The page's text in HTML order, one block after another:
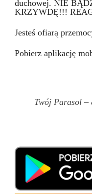
duchowej. NIE
KRZYWDĘ!!!
Jesteś ofiarą
Pobierz aplikację
Twój Parasol